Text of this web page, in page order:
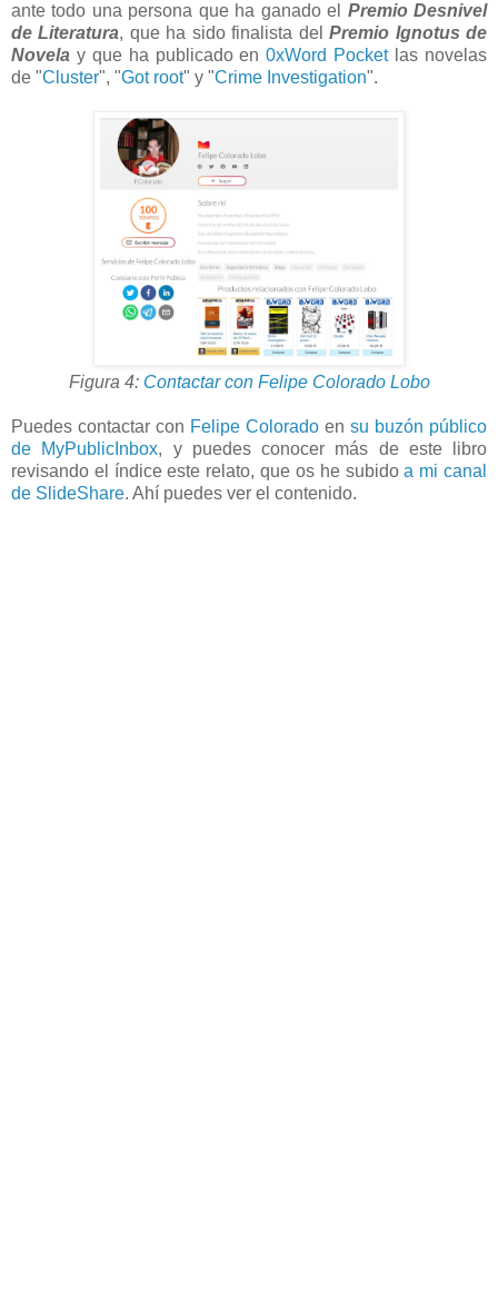
ante todo una persona que ha ganado el Premio Desnivel
de Literatura, que ha sido finalista delPremio Ignotus de
Novela y que ha publicado en0xWord Pocketlas novelas
de "Cluster", "Got root" y "Crime Investigation".
Figura 4: Contactar con Felipe Colorado Lobo
Puedes contactar con Felipe Colorado en su buzón público
de MyPublicInbox, y puedes conocer más de este libro
revisando el índice este relato, que os he subidoa mi canal
de SlideShare. Ahí puedes ver el contenido.